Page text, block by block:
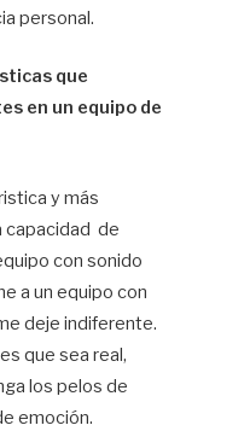
personal.
que
en un equipo de
y más
capacidad de
con sonido
a un equipo con
deje indiferente.
que sea real,
los pelos de
emoción.